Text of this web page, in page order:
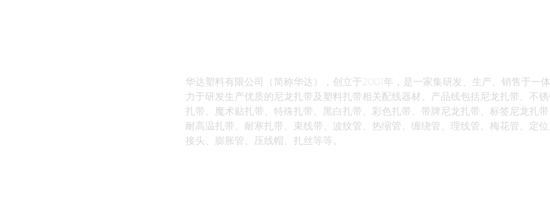
华达塑料有限公司（简称华达），创立于2001年，是一家集研发、生产、销售于一
力于研发生产优质的尼龙扎带及塑料扎带相关配线器材。产品线包括尼龙扎带、不
扎带、魔术贴扎带、特殊扎带、黑白扎带、彩色扎带、带牌尼龙扎带、标签尼龙扎
耐高温扎带、耐寒扎带、束线带、波纹管、热缩管、缠绕管、理线管、梅花管、定
接头、膨胀管、压线帽、扎丝等等。